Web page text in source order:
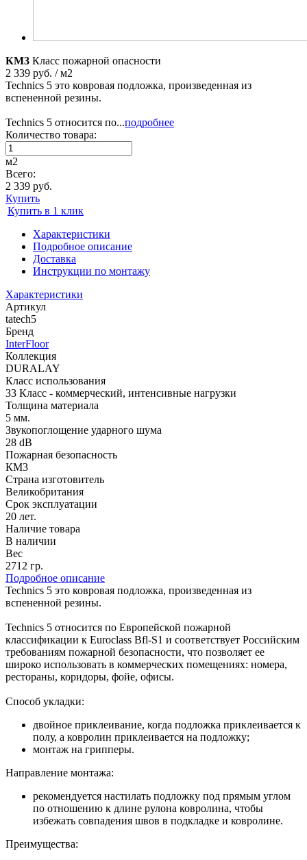
КМ3 Класс пожарной опасности
2 339 руб. / м2
Technics 5 это ковровая подложка, произведенная из
вспененной резины.
Technics 5 относится по...подробнее
Количество товара:
м2
Всего:
2 339 руб.
Купить
Купить в 1 клик
Характеристики
Подробное описание
Доставка
Инструкции по монтажу
Характеристики
Артикул
tatech5
Бренд
InterFloor
Коллекция
DURALAY
Класс использования
33 Класс - коммерческий, интенсивные нагрузки
Толщина материала
5 мм.
Звукопоглощение ударного шума
28 dB
Пожарная безопасность
КМ3
Страна изготовитель
Великобритания
Срок эксплуатации
20 лет.
Наличие товара
В наличии
Вес
2712 гр.
Подробное описание
Technics 5 это ковровая подложка, произведенная из
вспененной резины.
Technics 5 относится по Европейской пожарной
классификации к Euroclass Bfl-S1 и соответствует Российским
требованиям пожарной безопасности, что позволяет ее
широко использовать в коммерческих помещениях: номера,
рестораны, коридоры, фойе, офисы.
Способ укладки:
двойное приклеивание, когда подложка приклеивается к
полу, а ковролин приклеивается на подложку;
монтаж на грипперы.
Направление монтажа:
рекомендуется настилать подложку под прямым углом
по отношению к длине рулона ковролина, чтобы
избежать совпадения швов в подкладке и ковролине.
Преимущества: